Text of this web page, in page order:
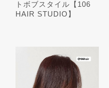
トボブスタイル【106
HAIR STUDIO】